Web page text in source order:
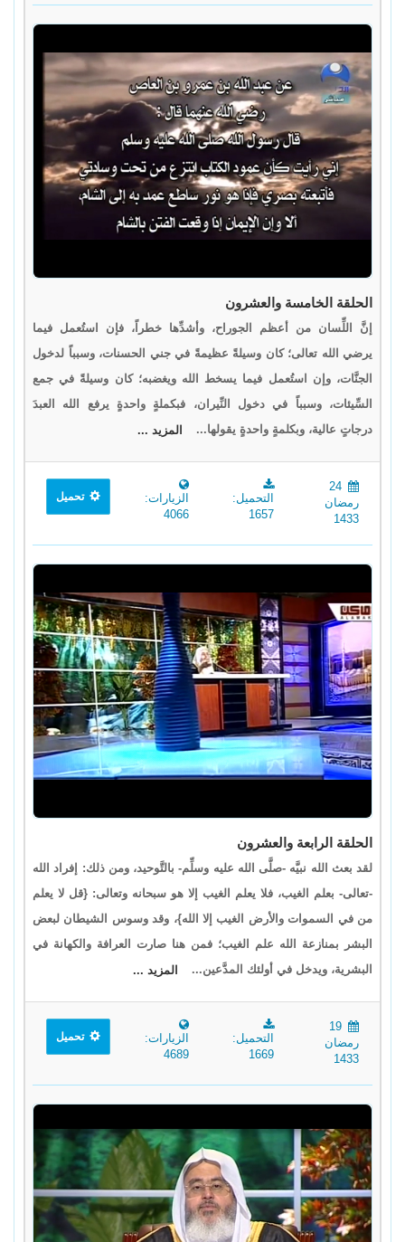
الحلقة الخامسة والعشرون
إنَّ اللِّسان من أعظم الجوراح، وأشدِّها خطراً، فإن استُعمل فيما
يرضي الله تعالى؛ كان وسيلةً عظيمةً في جني الحسنات، وسبباً لدخول
الجنَّات، وإن استُعمل فيما يسخط الله ويغضبه؛ كان وسيلةً في جمع
السِّيئات، وسبباً في دخول النِّيران، فبكملةٍ واحدةٍ يرفع الله العبدَ
درجاتٍ عالية، وبكلمةٍ واحدةٍ يقولها...
المزيد ...
24
رمضان
1433
التحميل:
1657
الزيارات:
4066
تحميل
الحلقة الرابعة والعشرون
لقد بعث الله نبيَّه -صلَّى الله عليه وسلِّم- بالتَّوحيد، ومن ذلك: إفراد الله
-تعالى- بعلم الغيب، فلا يعلم الغيب إلا هو سبحانه وتعالى: {قل لا يعلم
من في السموات والأرض الغيب إلا الله}، وقد وسوس الشيطان لبعض
البشر بمنازعة الله علم الغيب؛ فمن هنا صارت العرافة والكهانة في
البشرية، ويدخل في أولئك المدَّعين...
المزيد ...
19
رمضان
1433
التحميل:
1669
الزيارات:
4689
تحميل